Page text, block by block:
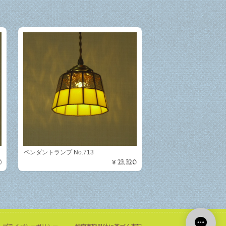
ペンダントランプ No.713
¥23,320